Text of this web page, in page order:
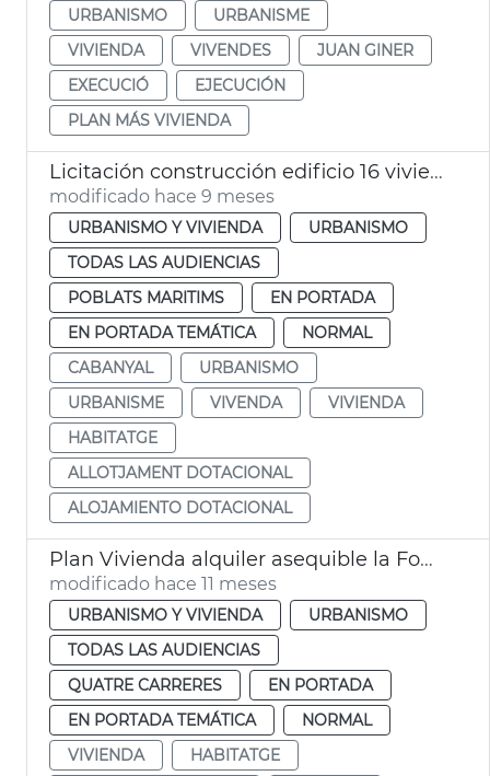
URBANISMO
URBANISME
VIVIENDA
VIVENDES
JUAN GINER
EXECUCIÓ
EJECUCIÓN
PLAN MÁS VIVIENDA
Licitación construcción edificio 16 viviendas sociales el Cabanyal
modificado hace 9 meses
URBANISMO Y VIVIENDA
URBANISMO
TODAS LAS AUDIENCIAS
POBLATS MARITIMS
EN PORTADA
EN PORTADA TEMÁTICA
NORMAL
CABANYAL
URBANISMO
URBANISME
VIVENDA
VIVIENDA
HABITATGE
ALLOTJAMENT DOTACIONAL
ALOJAMIENTO DOTACIONAL
Plan Vivienda alquiler asequible la Fonteta
modificado hace 11 meses
URBANISMO Y VIVIENDA
URBANISMO
TODAS LAS AUDIENCIAS
QUATRE CARRERES
EN PORTADA
EN PORTADA TEMÁTICA
NORMAL
VIVIENDA
HABITATGE